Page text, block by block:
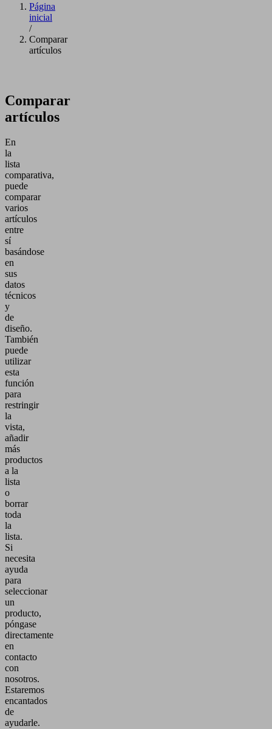
Página
inicial
/
Comparar
artículos
Comparar
artículos
En
la
lista
comparativa,
puede
comparar
varios
artículos
entre
sí
basándose
en
sus
datos
técnicos
y
de
diseño.
También
puede
utilizar
esta
función
para
restringir
la
vista,
añadir
más
productos
a la
lista
o
borrar
toda
la
lista.
Si
necesita
ayuda
para
seleccionar
un
producto,
póngase
directamente
en
contacto
con
nosotros.
Estaremos
encantados
de
ayudarle.